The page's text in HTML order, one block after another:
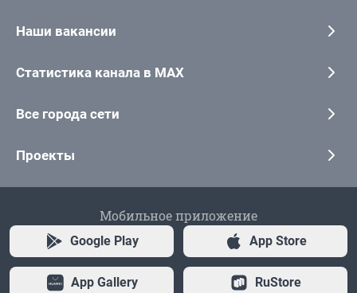
Наши вакансии
Статистика канала в MAX
Все города сети
Проекты
Мобильное приложение
Google Play App Store
App Gallery RuStore